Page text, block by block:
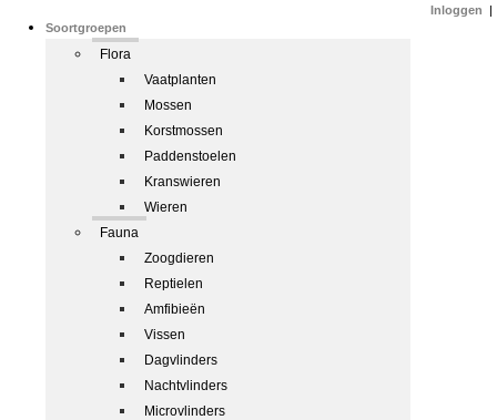
Soortgroepen
Flora
Vaatplanten
Mossen
Korstmossen
Paddenstoelen
Kranswieren
Wieren
Fauna
Zoogdieren
Reptielen
Amfibieën
Vissen
Dagvlinders
Nachtvlinders
Microvlinders
Inloggen |